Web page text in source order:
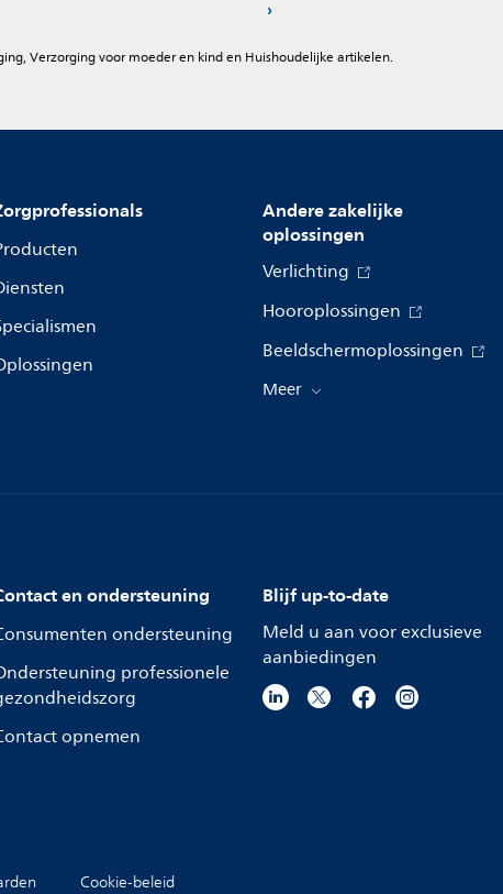
Verzorging voor moeder en kind en Huishoudelijke artikelen.
Andere zakelijke
oplossingen
Verlichting
Hooroplossingen
Beeldschermoplossingen
Meer
en ondersteuning
ondersteuning
professionele
opnemen
Blijf up-to-date
Meld u aan voor exclusieve
aanbiedingen
Cookie-beleid